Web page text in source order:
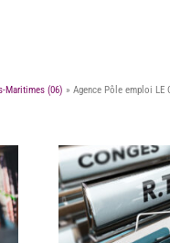
Maritimes (06) » Agence Pôle emploi LE